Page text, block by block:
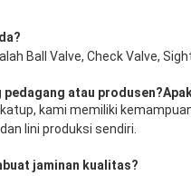
Ball Valve, Check Valve, Sight
pedagang atau
kami memiliki
lini produksi sendiri.
jaminan kualitas?